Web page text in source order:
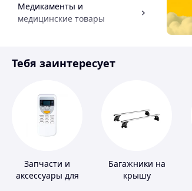
Медикаменты и
медицинские товары
Инструмент
Тебя заинтересует
Запчасти и
аксессуары для
Багажники на
крышу